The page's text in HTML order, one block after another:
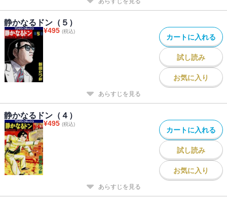
静かなるドン（５）
¥495 (税込)
カートに入れる
試し読み
お気に入り
あらすじを見る
静かなるドン（４）
¥495 (税込)
カートに入れる
試し読み
お気に入り
あらすじを見る